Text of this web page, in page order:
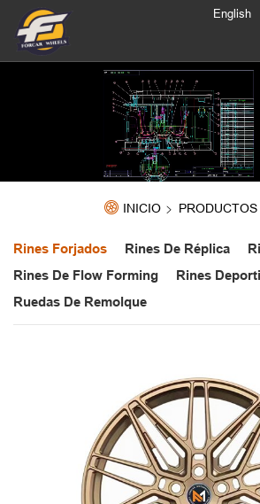
English
INICIO PRODUCTOS
Rines Forjados Rines De Réplica
Rines De Flow Forming
Rines
Ruedas De Remolque